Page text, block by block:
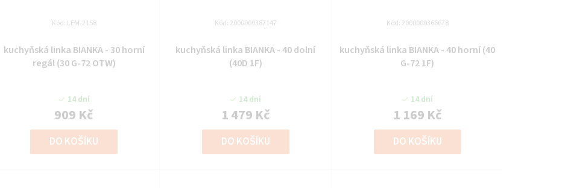
kuchyňská linka BIANKA - 30 horní
regál (30 G-72 OTW)
14 dní
909 Kč
DO KOŠÍKU
Kód: LEM-2158
kuchyňská linka BIANKA - 40 dolní
(40D 1F)
14 dní
1 479 Kč
DO KOŠÍKU
Kód: 2000000387147
kuchyňská linka BIANKA - 40 horní (40
G-72 1F)
14 dní
1 169 Kč
DO KOŠÍKU
Kód: 2000000366678